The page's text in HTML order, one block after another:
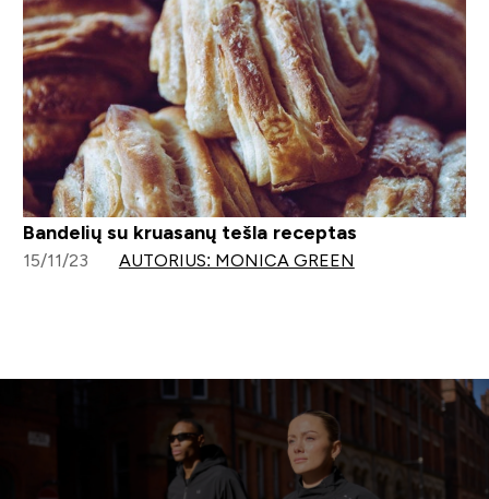
Bandelių su kruasanų tešla receptas
15/11/23 AUTORIUS: MONICA GREEN